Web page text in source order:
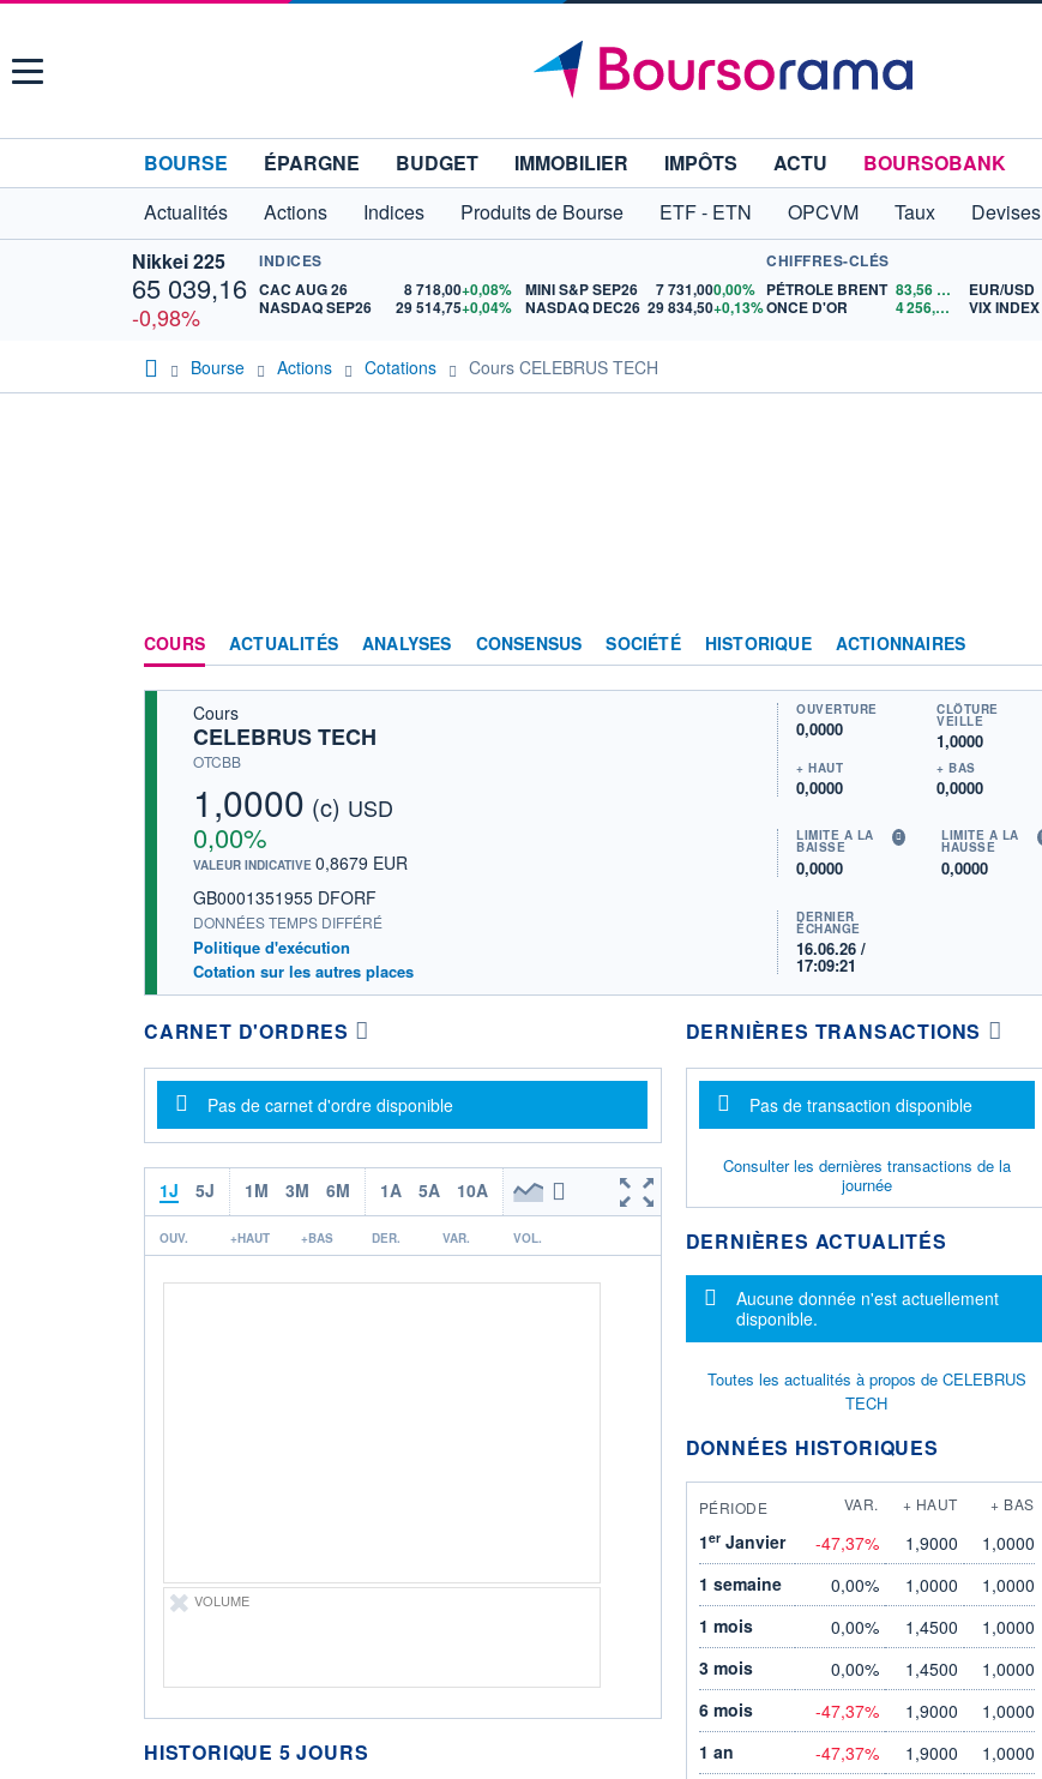
Menu
BOURSE ÉPARGNE BUDGET IMMOBILIER IMPÔTS ACTU
BOURSOBANK
Actualités
Actions Indices Produits de Bourse ETF - ETN OPCVM Taux Devises
Nikkei 225
65 039,16
-0,98%
INDICES
CAC AUG 26
8 718,00+0,08%
NASDAQ SEP26
29 514,75+0,04%
MINI S&P SEP26 7 731,000,00%
NASDAQ DEC26 29 834,50+0,13%
CHIFFRES-CLÉS
PÉTROLE BRENT 83,56
ONCE D'OR
4 256,44 $US
EUR/USD
VIX INDEX
Bourse Actions Cotations Cours CELEBRUS TECH
COURS ACTUALITÉS ANALYSES CONSENSUS SOCIÉTÉ HISTORIQUE ACTIONNAIRES
Cours
CELEBRUS TECH
OTCBB
1,0000 (c) USD
0,00%
VALEUR INDICATIVE 0,8679 EUR
GB0001351955 DFORF
DONNÉES TEMPS DIFFÉRÉ
Politique d'exécution
Cotation sur les autres places
OUVERTURE
0,0000
CLÔTURE
VEILLE
1,0000
+ HAUT
0,0000
+ BAS
0,0000
LIMITE À LA
BAISSE
0,0000
LIMITE À LA
HAUSSE
0,0000
DERNIER
ÉCHANGE
16.06.26 /
17:09:21
CARNET D'ORDRES
Message d'information
Pas de carnet d'ordre disponible
1J 5J 1M 3M 6M 1A 5A 10A
OUV. +HAUT +BAS DER. VAR. VOL.
VOLUME
HISTORIQUE 5 JOURS
DERNIÈRES TRANSACTIONS
Message d'information
Pas de transaction disponible
Consulter les dernières transactions de la
journée
DERNIÈRES ACTUALITÉS
Message d'information
Aucune donnée n'est actuellement
disponible.
Toutes les actualités à propos de CELEBRUS
TECH
DONNÉES HISTORIQUES
PÉRIODE VAR. + HAUT + BAS
1erJanvier -47,37% 1,9000
1,0000
1 semaine
0,00% 1,0000
1,0000
1 mois
0,00% 1,4500
1,0000
3 mois
0,00% 1,4500
1,0000
6 mois
-47,37% 1,9000
1,0000
1 an
-47,37% 1,9000
1,0000